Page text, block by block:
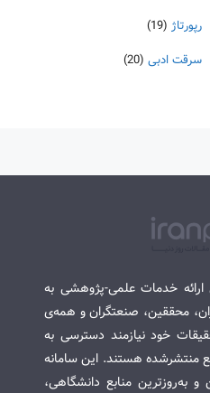
رپورتاژ (19)
سرقت ادبی (20)
ارائه خدمات علمی-پژوهشی به
محققین، صنعتگران و همه‌ی
خود نیازمند دسترسی به
منتشرشده هستند. این سامانه
به‌روزترین منابع دانشگاهی،